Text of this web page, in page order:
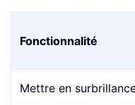
Fonctionnalité
Mettre en